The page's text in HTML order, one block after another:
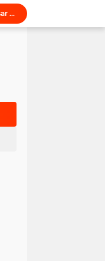
Dukung Tata Kelola Wilayah Presisi, KKN-T Infrastruktur PU Unhas Gel. 116 Serahkan Peta Batas Dusun Berbasis GIS ke Desa Bonto Matene
Menegur di Ruang Publik, Mengurangi Martabat Komunikasi Pemerintahan
Maros Rayakan Hari Pramuka Lebih Awal, 48 Pramuka Siap Bertarung di Jamnas 2026